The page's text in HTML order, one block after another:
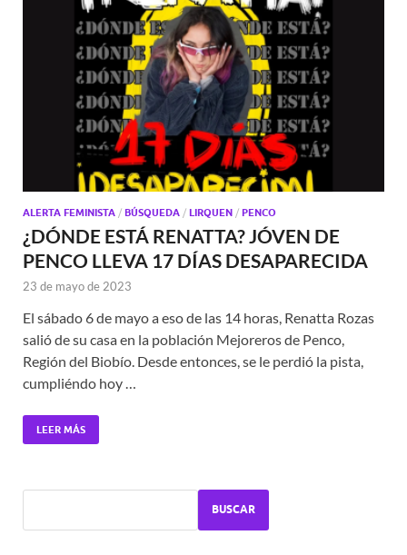
ALERTA FEMINISTA / BÚSQUEDA / LIRQUEN / PENCO
¿DÓNDE ESTÁ RENATTA? JÓVEN DE
PENCO LLEVA 17 DÍAS DESAPARECIDA
23 de mayo de 2023
El sábado 6 de mayo a eso de las 14 horas, Renatta Rozas
salió de su casa en la población Mejoreros de Penco,
Región del Biobío. Desde entonces, se le perdió la pista,
cumpliéndo hoy …
LEER MÁS
BUSCAR